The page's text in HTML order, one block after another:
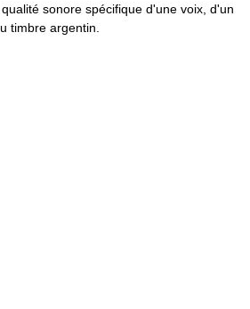
sonore spécifique d'une voix, d'un
timbre argentin.